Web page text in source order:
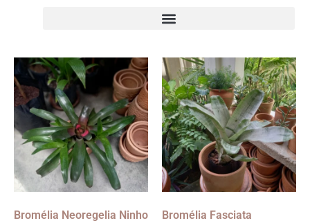
Bromélia Neoregelia Ninho Bromélia Fasciata